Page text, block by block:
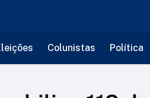
Colunistas Política